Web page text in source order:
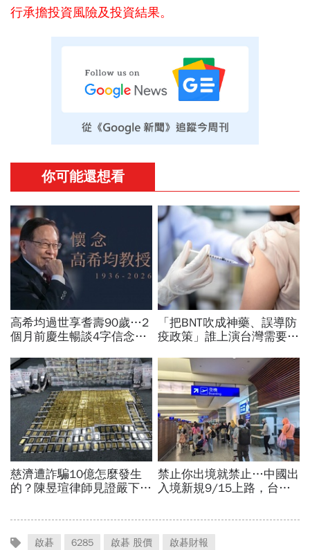
行承擔投資風險及投資結果。
啟碁 6285 啟碁 股價
啟碁財報